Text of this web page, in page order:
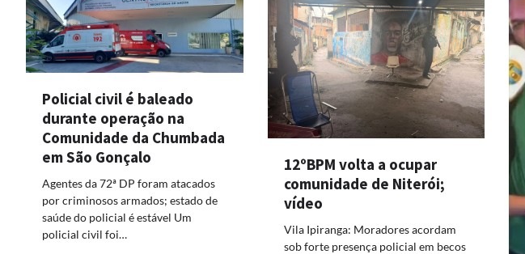
Policial civil é baleado
durante operação na
Comunidade da Chumbada
em São Gonçalo
Agentes da 72ª DP foram atacados
por criminosos armados; estado de
saúde do policial é estável Um
policial civil foi…
12ºBPM volta a ocupar
comunidade de Niterói;
vídeo
Vila Ipiranga: Moradores acordam
sob forte presença policial em becos